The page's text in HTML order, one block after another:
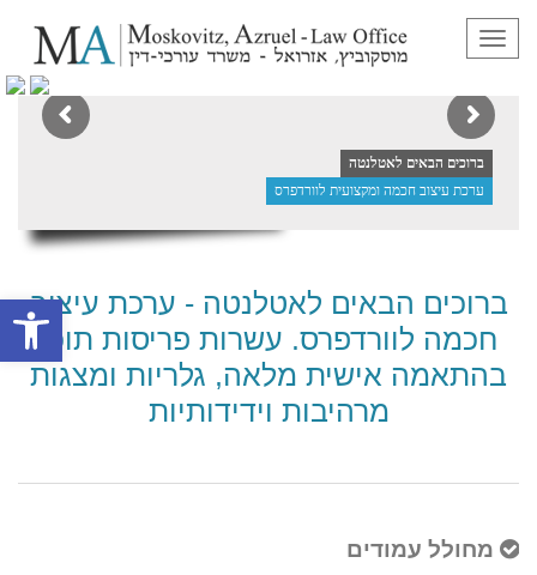
פתח
תפריט
ברוכים הבאים לאטלנטה
ערכת עיצוב חכמה ומקצועית לוורדפרס
ברוכים הבאים לאטלנטה - ערכת עיצוב
חכמה לוורדפרס. עשרות פריסות תוכן
בהתאמה אישית מלאה, גלריות ומצגות
מרהיבות וידידותיות
מחולל עמודים